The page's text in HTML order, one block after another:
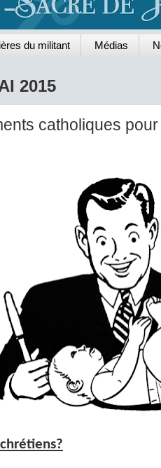
du militant Médias
2015
catholiques pour